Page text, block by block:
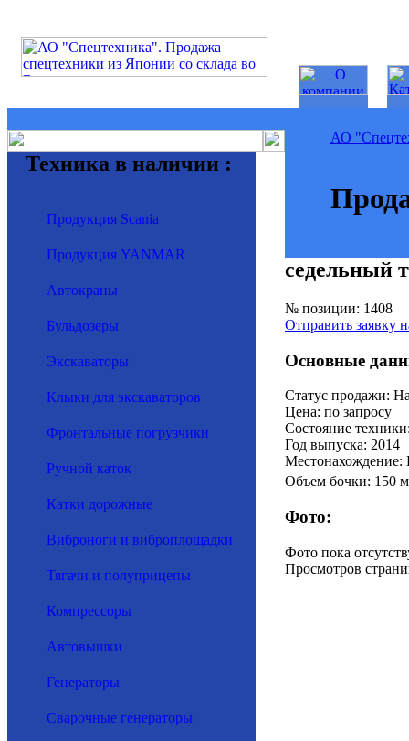
Техника в наличии :
Продукция Scania
Продукция YANMAR
Автокраны
Бульдозеры
Экскаваторы
Клыки для экскаваторов
Фронтальные погрузчики
Ручной каток
Катки дорожные
Виброноги и виброплощадки
Тягачи и полуприцепы
Компрессоры
Автовышки
Генераторы
Сварочные генераторы
АО
седельный
№ позиции: 1408
Отправить заявку
Основные
Статус продажи: На
Цена: по запросу
Состояние
Год выпуска: 2014
Местонахождение:
Объем бочки: 150 м
Фото:
Фото пока
Просмотров